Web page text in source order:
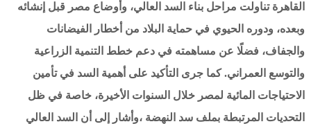
القاهرة تناولت مراحل بناء السد العالي، وأوضاع مصر قبل إنشائه
وبعده، ودوره الحيوي في حماية البلاد من أخطار الفيضانات
والجفاف، فضلًا عن مساهمته في دعم خطط التنمية الزراعية
والتوسع العمراني. كما جرى التأكيد على أهمية السد في تأمين
الاحتياجات المائية لمصر خلال السنوات الأخيرة، خاصة في ظل
التحديات المرتبطة بملف سد النهضة ،وأشار إلى أن السد العالي